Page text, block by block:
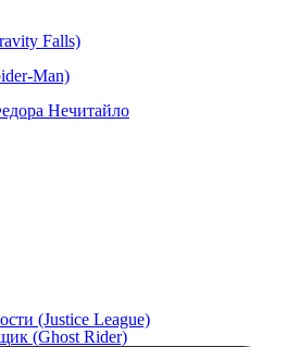
Falls)
Man)
Нечитайло
(Justice League)
(Ghost Rider)